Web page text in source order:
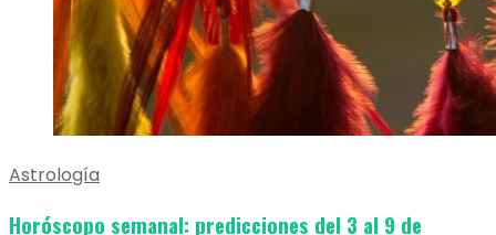
Astrología
Horóscopo semanal: predicciones del 3 al 9 de